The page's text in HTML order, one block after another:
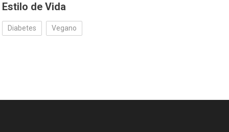
Estilo de Vida
Diabetes Vegano